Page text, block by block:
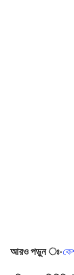
আরও পড়ুন ঃ-